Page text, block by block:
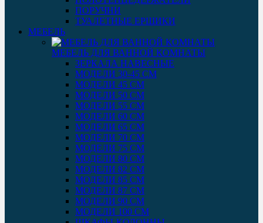
ПОРУЧНИ
ТУАЛЕТНЫЕ ЕРШИКИ
МЕБЕЛЬ
МЕБЕЛЬ ДЛЯ ВАННОЙ КОМНАТЫ
ЗЕРКАЛА НАВЕСНЫЕ
МОДЕЛИ 30-45 СМ
МОДЕЛИ 45 СМ
МОДЕЛИ 50 СМ
МОДЕЛИ 55 СМ
МОДЕЛИ 60 СМ
МОДЕЛИ 65 СМ
МОДЕЛИ 70 СМ
МОДЕЛИ 75 СМ
МОДЕЛИ 80 СМ
МОДЕЛИ 82 СМ
МОДЕЛИ 85 СМ
МОДЕЛИ 87 СМ
МОДЕЛИ 90 СМ
МОДЕЛИ 100 СМ